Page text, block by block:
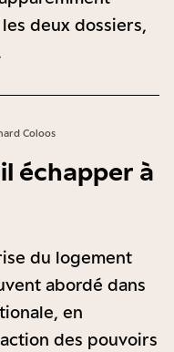
deux dossiers,
Coloos
échapper à
du logement
abordé dans
en
des pouvoirs